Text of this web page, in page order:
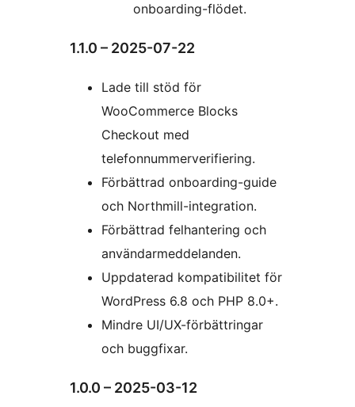
onboarding-flödet.
1.1.0 – 2025-07-22
Lade till stöd för
WooCommerce Blocks
Checkout med
telefonnummerverifiering.
Förbättrad onboarding-guide
och Northmill-integration.
Förbättrad felhantering och
användarmeddelanden.
Uppdaterad kompatibilitet för
WordPress 6.8 och PHP 8.0+.
Mindre UI/UX-förbättringar
och buggfixar.
1.0.0 – 2025-03-12